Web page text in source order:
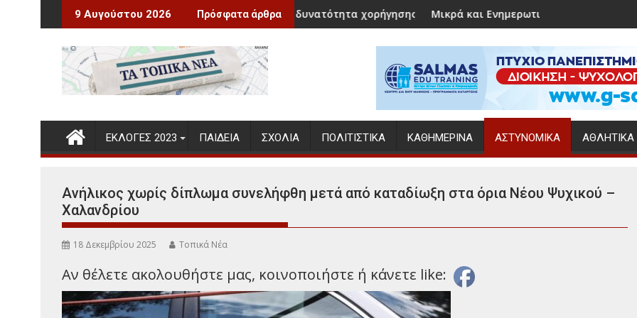
Περάστε
στο
9 Αυγούστου 2026 Πρόσφατα άρθρα
Οι δήμοι αποκτούν τη δυνατότητα χορήγησης επιδόματος γέννησης
Μικρά και Ενημερωτικά
ΕΚΛΟΓΕΣ 2023 ΠΑΙΔΕΊΑ ΣΧΌΛΙΑ ΠΟΛΙΤΙΣΤΙΚΆ ΚΑΘΗΜΕΡΙΝΆ ΑΣΤΥΝΟΜΙΚΆ ΑΘΛΗΤΙΚΆ
Ανήλικος χωρίς δίπλωμα συνελήφθη μετά από καταδίωξη στα όρια Νέου Ψυχικού –
Χαλανδρίου
18 Δεκεμβρίου 2025 Τοπικά Νέα
Αν θέλετε ακολουθήστε μας, κοινοποιήστε ή κάνετε like: